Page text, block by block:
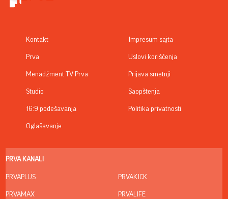
Kontakt
Prva
Menadžment TV Prva
Studio
16:9 podešavanja
Oglašavanje
Impresum sajta
Uslovi korišćenja
Prijava smetnji
Saopštenja
Politika privatnosti
PRVA KANALI
PRVAPLUS
PRVAMAX
PRVAKICK
PRVALIFE